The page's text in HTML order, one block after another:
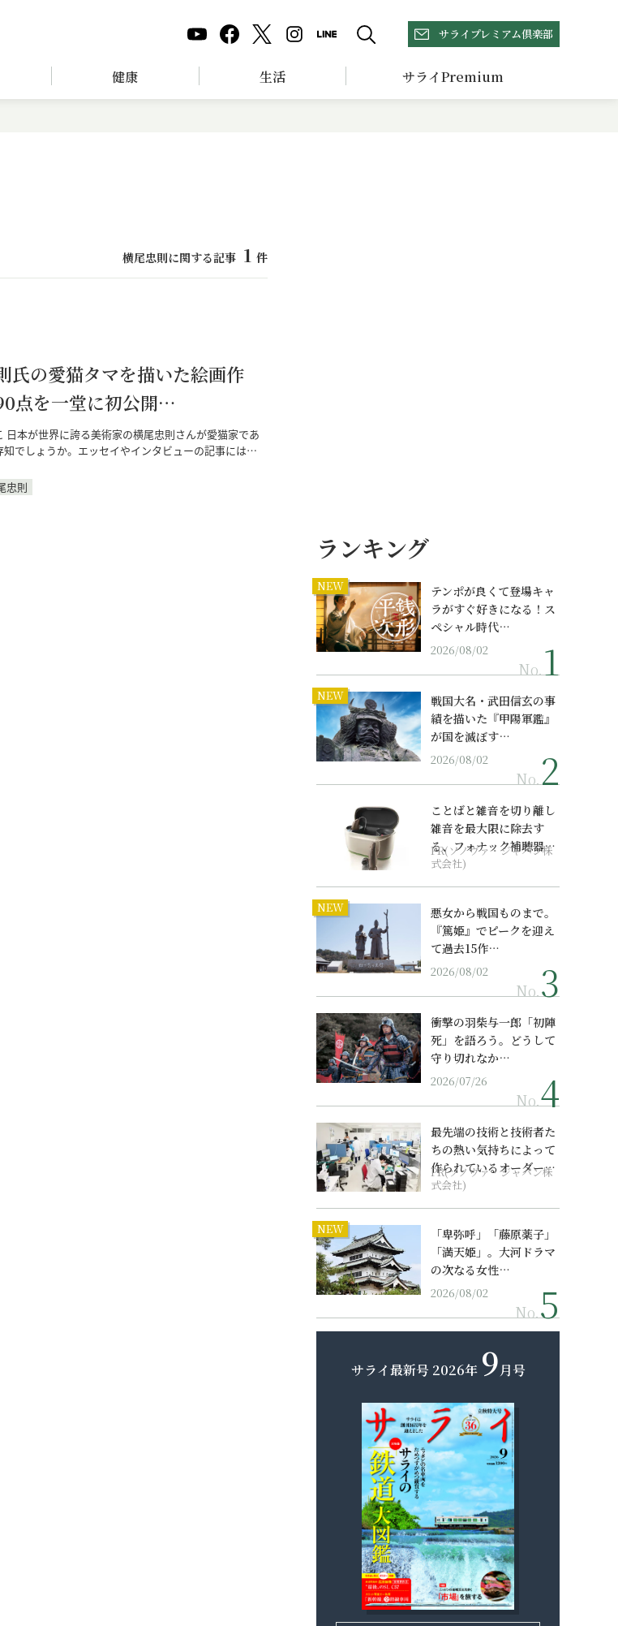
サライプレミアム倶楽部
健康 生活 サライPremium
横尾忠則に関する記事 1 件
氏の愛猫タマを描いた絵画作
点を一堂に初公開…
日本が世界に誇る美術家の横尾忠則さんが愛猫家であ
知でしょうか。エッセイやインタビューの記事には…
忠則
ランキング
NEW
テンポが良くて登場キャ
ラがすぐ好きになる！ス
ペシャル時代…
2026/08/02
No.
NEW
戦国大名・武田信玄の事
績を描いた『甲陽軍鑑』
が国を滅ぼす…
2026/08/02
No.
ことばと雑音を切り離し
雑音を最大限に除去す
る、フォナック補聴器の
最上位モデル
PR(ソノヴァ・ジャパン株
式会社)
NEW
悪女から戦国ものまで。
『篤姫』でピークを迎え
て過去15作…
2026/08/02
No.
衝撃の羽柴与一郎「初陣
死」を語ろう。どうして
守り切れなか…
2026/07/26
No.
最先端の技術と技術者た
ちの熱い気持ちによって
作られているオーダーメ
イド補聴器
PR(ソノヴァ・ジャパン株
式会社)
NEW
「卑弥呼」「藤原薬子」
「満天姫」。大河ドラマ
の次なる女性…
2026/08/02
No.
サライ最新号 2026年 9月号